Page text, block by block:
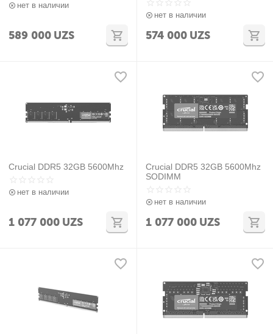
нет в наличии
589 000 UZS
нет в наличии
574 000 UZS
Crucial DDR5 32GB 5600Mhz
нет в наличии
1 077 000 UZS
Crucial DDR5 32GB 5600Mhz
SODIMM
нет в наличии
1 077 000 UZS